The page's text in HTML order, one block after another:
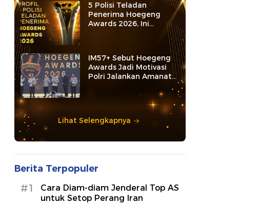
5 Polisi Teladan
Penerima Hoegeng
Awards 2026, Ini
Kategori dan Kiprahnya
IM57+ Sebut Hoegeng
Awards Jadi Motivasi
Polri Jalankan Amanat
Lihat Selengkapnya
Berita Terpopuler
#1
Cara Diam-diam Jenderal Top AS
untuk Setop Perang Iran